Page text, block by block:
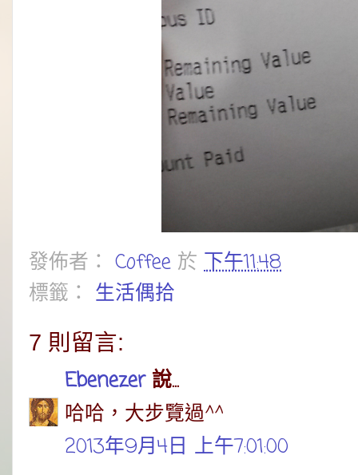
發佈者： Coffee 於 下午11:48
標籤： 生活偶拾
7 則留言:
Ebenezer說...
哈哈，大步覽過^^
2013年9月4日 上午7:01:00